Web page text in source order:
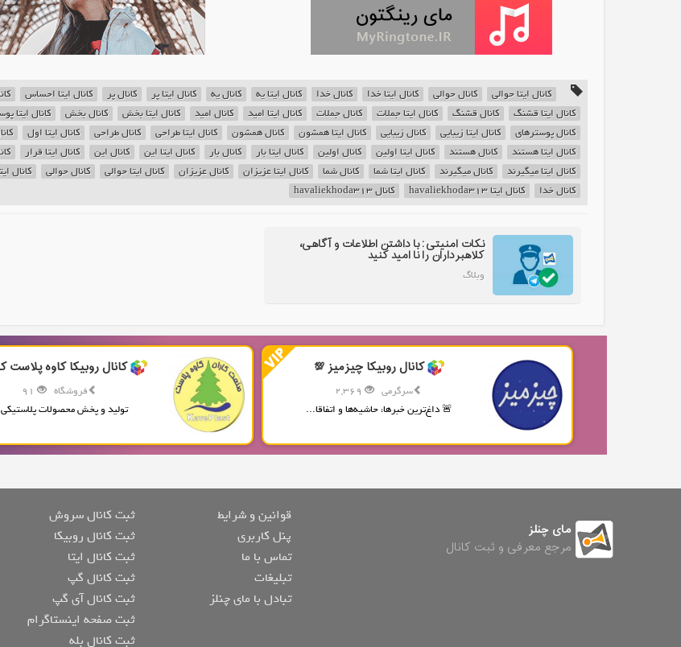
کانال ایتا حوالی کانال حوالی کانال ایتا خدا کانال خدا کانال ایتا یه کانال یه کانال ایتا پر کانال پر کانال ایتا احساس
کانال ایتا قشنگ
کانال قشنگ کانال ایتا جملات کانال جملات کانال ایتا امید کانال امید کانال ایتا بخش کانال بخش
کانال ایتا
کانال پوسترهای
کانال ایتا زیبایی کانال زیبایی کانال ایتا همشون کانال همشون کانال ایتا طراحی کانال طراحی کانال ایتا اول
کانال ایتا هستند
کانال هستند کانال ایتا اولین کانال اولین کانال ایتا بار کانال بار کانال ایتا این کانال این کانال ایتا قرار
کانال ایتا میگیرند
کانال میگیرند کانال ایتا شما کانال شما کانال ایتا عزیزان کانال عزیزان کانال ایتا حوالی کانال حوالی
کانال
کانال خدا
کانال ایتا havaliekhoda313 کانال havaliekhoda313
نکات امنیتی: با داشتن اطلاعات و آگاهی،
کلاهبرداران را نا امید کنید
وبلاگ
کانال روبیکا چیزمیز 💯
سرگرمی
2,369
🚨 داغ‌ترین خبرها، حاشیه‌ها و اتفاقا...
کانال روبیکا کاوه پلاست
فروشگاه
تولید و پخش محصولات
مای چنلز
مرجع معرفی و ثبت کانال
قوانین و شرایط
پنل کاربری
تماس با ما
تبلیغات
تبادل با مای چنلز
ثبت کانال سروش
ثبت کانال روبیکا
ثبت کانال ایتا
ثبت کانال گپ
ثبت کانال آی گپ
ثبت صفحه اینستاگرام
ثبت کانال بله